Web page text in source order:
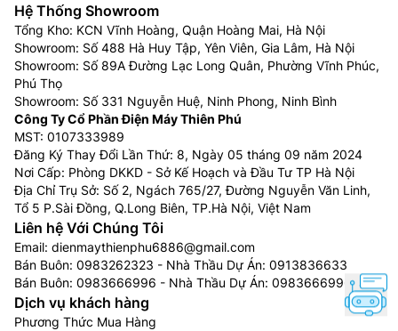
Hệ Thống Showroom
Tổng Kho: KCN Vĩnh Hoàng, Quận Hoàng Mai, Hà Nội
Showroom: Số 488 Hà Huy Tập, Yên Viên, Gia Lâm, Hà Nội
Showroom: Số 89A Đường Lạc Long Quân, Phường Vĩnh Phúc,
Phú Thọ
Showroom: Số 331 Nguyễn Huệ, Ninh Phong, Ninh Bình
Công Ty Cổ Phần Điện Máy Thiên Phú
MST: 0107333989
Đăng Ký Thay Đổi Lần Thứ: 8, Ngày 05 tháng 09 năm 2024
Nơi Cấp: Phòng DKKD - Sở Kế Hoạch và Đầu Tư TP Hà Nội
Địa Chỉ Trụ Sở: Số 2, Ngách 765/27, Đường Nguyễn Văn Linh,
Tổ 5 P.Sài Đồng, Q.Long Biên, TP.Hà Nội, Việt Nam
Liên hệ Với Chúng Tôi
Email: dienmaythienphu6886@gmail.com
Bán Buôn: 0983262323 - Nhà Thầu Dự Án: 0913836633
Bán Buôn: 0983666996 - Nhà Thầu Dự Án: 0983666996
Dịch vụ khách hàng
Phương Thức Mua Hàng